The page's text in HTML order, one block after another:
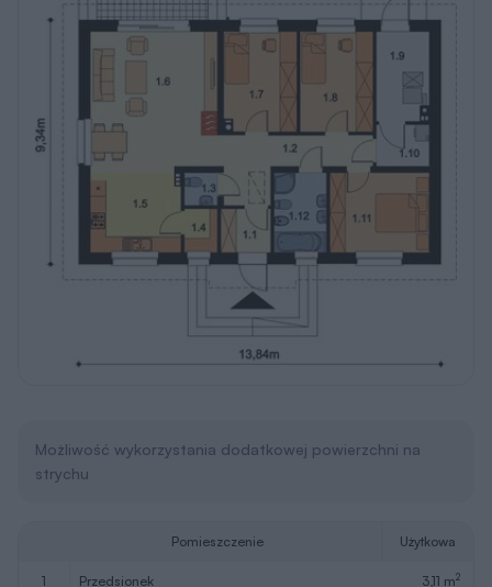
Możliwość wykorzystania dodatkowej powierzchni na
strychu
Pomieszczenie Użytkowa
1 przedsionek 3,11 m2